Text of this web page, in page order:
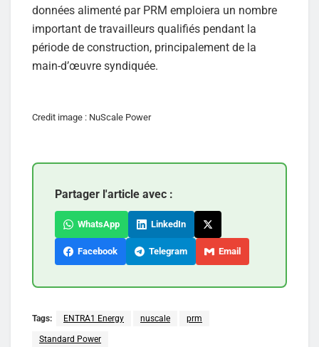
données alimenté par PRM emploiera un nombre
important de travailleurs qualifiés pendant la
période de construction, principalement de la
main-d’œuvre syndiquée.
Credit image : NuScale Power
Partager l'article avec :
WhatsApp LinkedIn
Facebook Telegram Email
Tags: ENTRA1 Energy nuscale prm
Standard Power